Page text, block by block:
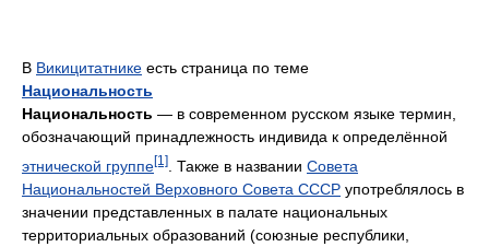
В Викицитатнике есть страница по теме
Национальность
Национальность — в современном русском языке термин,
обозначающий принадлежность индивида к определённой
этнической группе[1] . Также в названии Совета
Национальностей Верховного Совета СССР употреблялось в
значении представленных в палате национальных
территориальных образований (союзные республики,